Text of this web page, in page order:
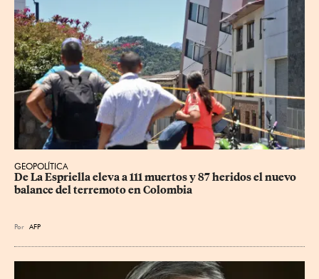
GEOPOLÍTICA
De La Espriella eleva a 111 muertos y 87 heridos el nuevo
balance del terremoto en Colombia
Por AFP